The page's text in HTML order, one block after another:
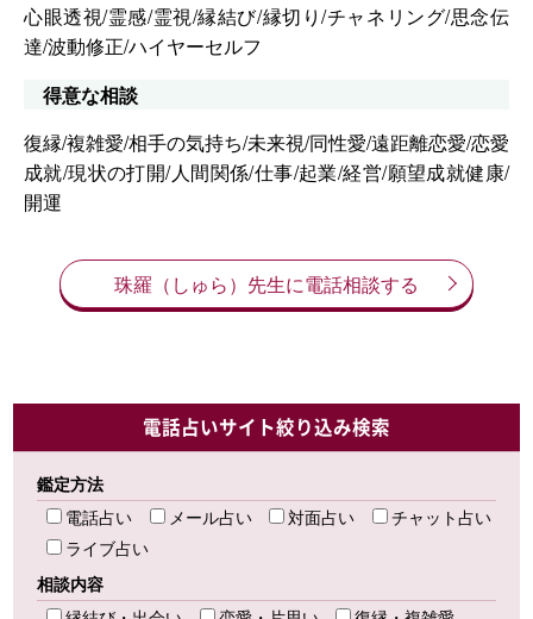
心眼透視/霊感/霊視/縁結び/縁切り/チャネリング/思念伝
達/波動修正/ハイヤーセルフ
得意な相談
復縁/複雑愛/相手の気持ち/未来視/同性愛/遠距離恋愛/恋愛
成就/現状の打開/人間関係/仕事/起業/経営/願望成就健康/
開運
珠羅（しゅら）先生に電話相談する
電話占いサイト絞り込み検索
鑑定方法
電話占い
メール占い 対面占い
チャット占い
ライブ占い
相談内容